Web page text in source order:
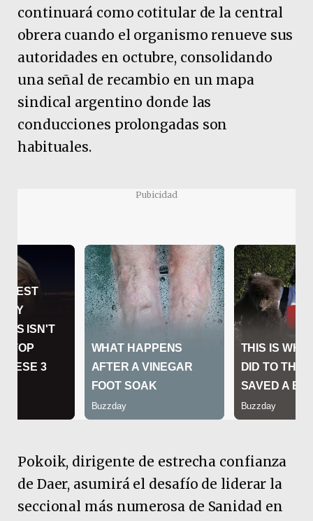
continuará como cotitular de la central
obrera cuando el organismo renueve sus
autoridades en octubre, consolidando
una señal de recambio en un mapa
sindical argentino donde las
conducciones prolongadas son
habituales.
Pubicidad
Pokoik, dirigente de estrecha confianza
de Daer, asumirá el desafío de liderar la
seccional más numerosa de Sanidad en